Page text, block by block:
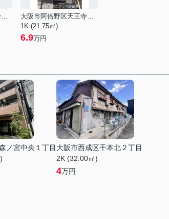
大阪市阿倍野区天王寺町北２丁目
大阪市阿倍野区天王寺町南３丁目
1K (21.75㎡)
6.9万円
ノ宮中央１丁目 大阪市西成区千本北２丁目
2K (32.00㎡)
4万円